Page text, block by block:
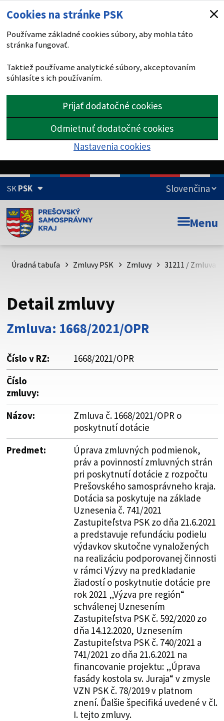
Cookies na stránke PSK
Používame základné cookies súbory, aby mohla táto
stránka fungovať.
Taktiež používame analytické súbory, akceptovaním
súhlasíte s ich používaním.
Prijať dodatočné cookies
Odmietnuť dodatočné cookies
Nastavenia cookies
SKPSK
Doména psk.sk je oficiálna
Toto je oficiálna webová stránka Prešovského
psk.sk.
Buďte pozorní a vždy sa uistite, že zdieľate informácie iba
cez zabezpečenú webovú stránku. Zabezpečená stránka
vždy začína https:// pred názvom domény webového sídla.
Menu
Úradná tabuľa Zmluvy PSK Zmluvy 31211 / Zmluva
Detail zmluvy
Zmluva: 1668/2021/OPR
Číslo v RZ:
1668/2021/OPR
Číslo
zmluvy:
Názov:
Zmluva č. 1668/2021/OPR o
poskytnutí dotácie
Predmet:
Úprava zmluvných podmienok,
práv a povinností zmluvných strán
pri poskytnutí dotácie z rozpočtu
Prešovského samosprávneho kraja.
Dotácia sa poskytuje na základe
Uznesenia č. 741/2021
Zastupiteľstva PSK zo dňa 21.6.2021
a predstavuje refundáciu podielu
výdavkov skutočne vynaložených
na realizáciu podporovanej činnosti
v rámci Výzvy na predkladanie
žiadostí o poskytnutie dotácie pre
rok 2021 „Výzva pre región“
schválenej Uznesením
Zastupiteľstva PSK č. 592/2020 zo
dňa 14.12.2020, Uznesením
Zastupiteľstva PSK č. 740/2021 a
741/2021 zo dňa 21.6.2021 na
financovanie projektu: „Úprava
fasády kostola sv. Juraja“ v zmysle
VZN PSK č. 78/2019 v platnom
znení. Ďalšie špecifiká uvedené v čl.
I. tejto zmluvy.